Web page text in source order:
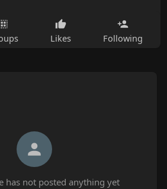
Likes Following
has not posted anything yet